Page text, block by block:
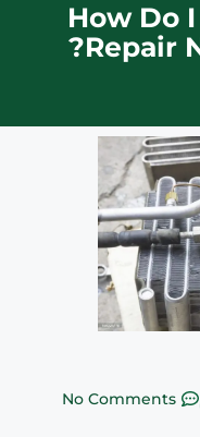
How Do
Repair
No Comments